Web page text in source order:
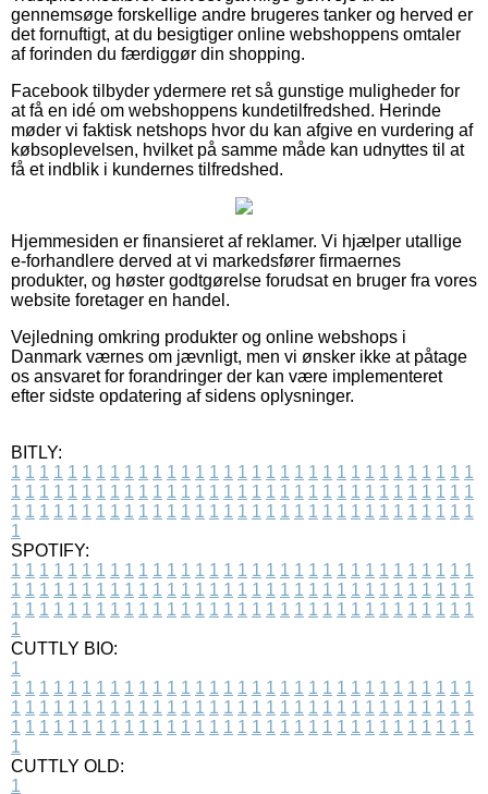
gennemsøge forskellige andre brugeres tanker og herved er
det fornuftigt, at du besigtiger online webshoppens omtaler
af forinden du færdiggør din shopping.
Facebook tilbyder ydermere ret så gunstige muligheder for
at få en idé om webshoppens kundetilfredshed. Herinde
møder vi faktisk netshops hvor du kan afgive en vurdering af
købsoplevelsen, hvilket på samme måde kan udnyttes til at
få et indblik i kundernes tilfredshed.
Hjemmesiden er finansieret af reklamer. Vi hjælper utallige
e-forhandlere derved at vi markedsfører firmaernes
produkter, og høster godtgørelse forudsat en bruger fra vores
website foretager en handel.
Vejledning omkring produkter og online webshops i
Danmark værnes om jævnligt, men vi ønsker ikke at påtage
os ansvaret for forandringer der kan være implementeret
efter sidste opdatering af sidens oplysninger.
BITLY:
1 1 1 1 1 1 1 1 1 1 1 1 1 1 1 1 1 1 1 1 1 1 1 1 1 1 1 1 1 1 1 1 1
1 1 1 1 1 1 1 1 1 1 1 1 1 1 1 1 1 1 1 1 1 1 1 1 1 1 1 1 1 1 1 1 1
1 1 1 1 1 1 1 1 1 1 1 1 1 1 1 1 1 1 1 1 1 1 1 1 1 1 1 1 1 1 1 1 1
1
SPOTIFY:
1 1 1 1 1 1 1 1 1 1 1 1 1 1 1 1 1 1 1 1 1 1 1 1 1 1 1 1 1 1 1 1 1
1 1 1 1 1 1 1 1 1 1 1 1 1 1 1 1 1 1 1 1 1 1 1 1 1 1 1 1 1 1 1 1 1
1 1 1 1 1 1 1 1 1 1 1 1 1 1 1 1 1 1 1 1 1 1 1 1 1 1 1 1 1 1 1 1 1
1
CUTTLY BIO:
1
1 1 1 1 1 1 1 1 1 1 1 1 1 1 1 1 1 1 1 1 1 1 1 1 1 1 1 1 1 1 1 1 1
1 1 1 1 1 1 1 1 1 1 1 1 1 1 1 1 1 1 1 1 1 1 1 1 1 1 1 1 1 1 1 1 1
1 1 1 1 1 1 1 1 1 1 1 1 1 1 1 1 1 1 1 1 1 1 1 1 1 1 1 1 1 1 1 1 1
1
CUTTLY OLD:
1